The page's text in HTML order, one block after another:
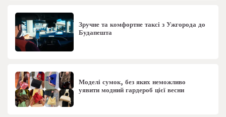
Зручне та комфортне таксі з Ужгорода до
Будапешта
Моделі сумок, без яких неможливо
уявити модний гардероб цієї весни